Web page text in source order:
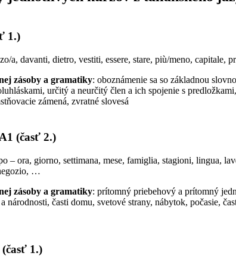
1.)
a, davanti, dietro, vestiti, essere, stare, più/meno,
zásoby a gramatiky: oboznámenie sa so základnou
určitý a neurčitý člen a ich spojenie s
zámená, zvratné slovesá
(časť 2.)
– ora, giorno, settimana, mese, famiglia, stagioni, lingua,
…
zásoby a gramatiky: prítomný priebehový a prítomný
národnosti, časti domu, svetové strany, nábytok, počasie,
1.)